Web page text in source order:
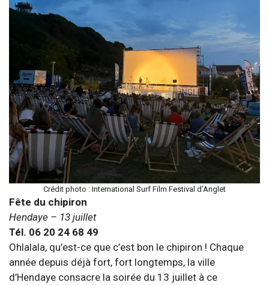
Crédit photo : International Surf Film Festival d’Anglet
Fête du chipiron
Hendaye – 13 juillet
Tél. 06 20 24 68 49
Ohlalala, qu’est-ce que c’est bon le chipiron ! Chaque
année depuis déjà fort, fort longtemps, la ville
d’Hendaye consacre la soirée du 13 juillet à ce